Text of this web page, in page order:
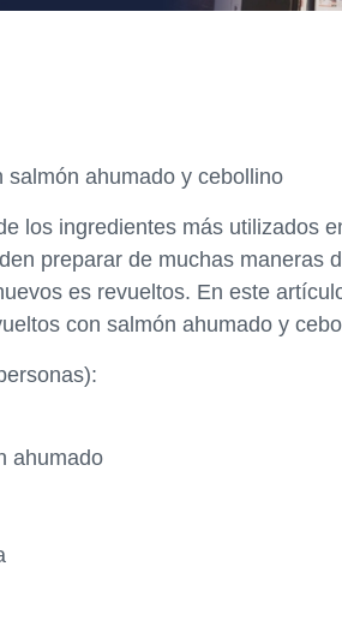
salmón ahumado y cebollino
los ingredientes más utilizados
preparar de muchas maneras
es revueltos. En este
con salmón ahumado y
ahumado